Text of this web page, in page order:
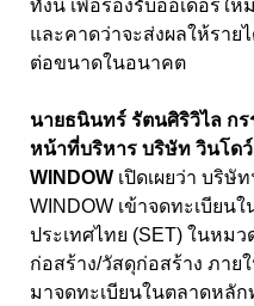
ทั้งนี้ เพื่อรองรับออเดอร์ใ
และคาดว่าจะส่งผลให้ราย
ต่อขนาดในอนาคต
นายธนินทร์ รัตนศิริวิไล ก
หน้าที่บริหาร บริษัท วินโด
WINDOW เปิดเผยว่า บริษั
WINDOW เข้าจดทะเบียน
ประเทศไทย (SET) ในหม
ก่อสร้าง/วัสดุก่อสร้าง ภาย
มาจดทะเบียนในตลาดหลั